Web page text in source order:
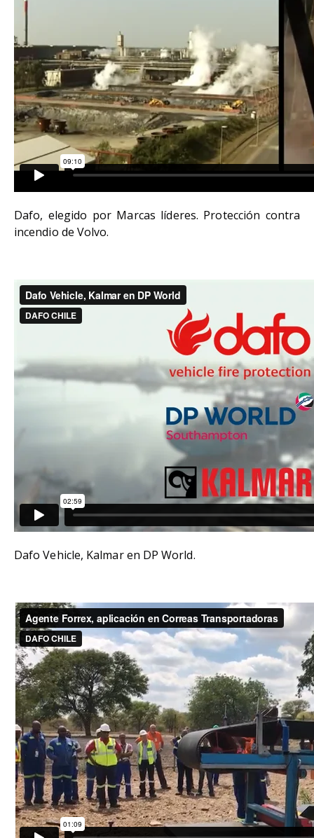
Dafo, elegido por Marcas líderes. Protección contra
incendio de Volvo.
Dafo Vehicle, Kalmar en DP World.